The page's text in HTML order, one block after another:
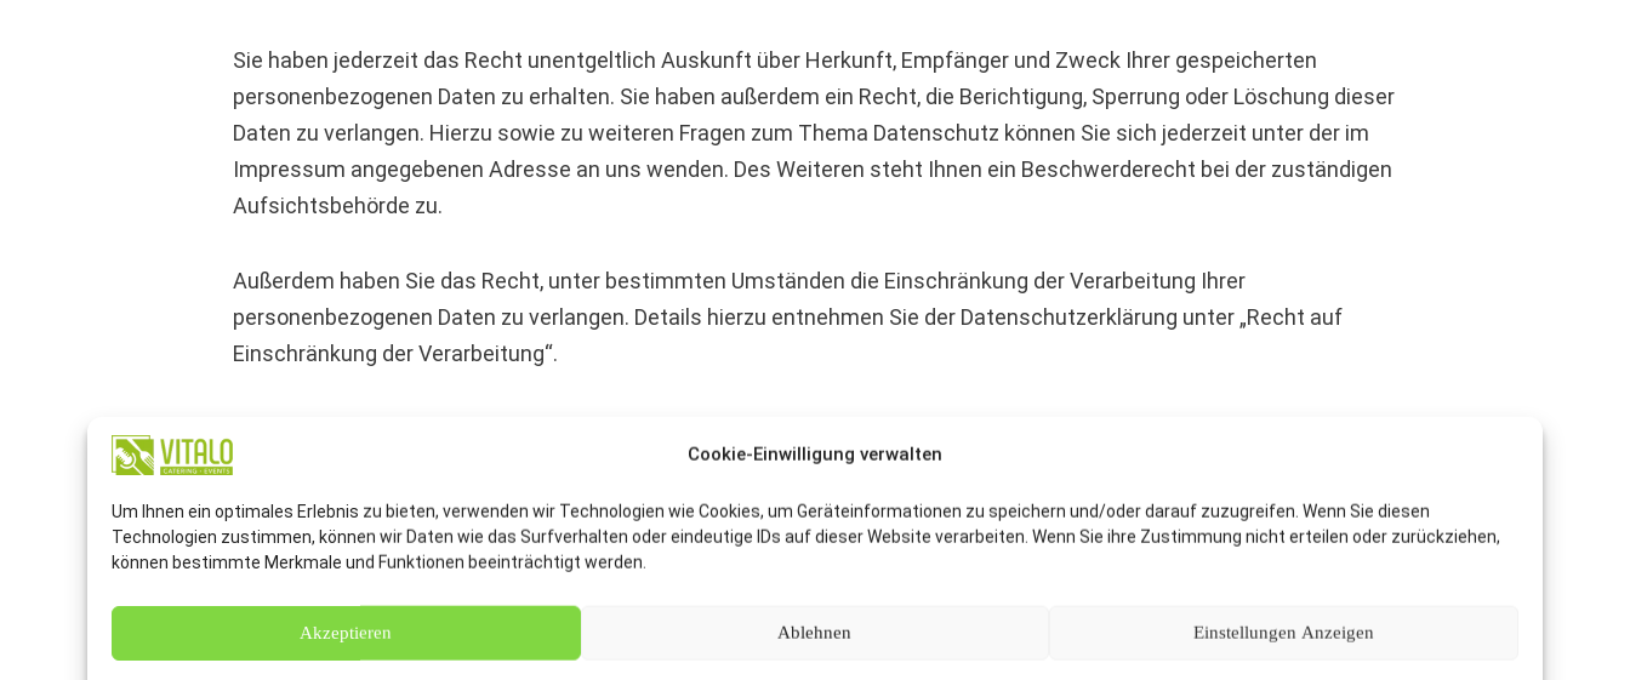
Cookie-Einwilligung verwalten
Um Ihnen ein optimales Erlebnis zu bieten, verwenden wir Technologien wie Cookies, um Geräteinformationen zu speichern und/oder darauf zuzugreifen. Wenn Sie diesen
Technologien zustimmen, können wir Daten wie das Surfverhalten oder eindeutige IDs auf dieser Website verarbeiten. Wenn Sie ihre Zustimmung nicht erteilen oder zurückziehen,
können bestimmte Merkmale und Funktionen beeinträchtigt werden.
Akzeptieren Ablehnen Einstellungen Anzeigen
Sie haben jederzeit das Recht unentgeltlich Auskunft über Herkunft, Empfänger und Zweck Ihrer gespeicherten
personenbezogenen Daten zu erhalten. Sie haben außerdem ein Recht, die Berichtigung, Sperrung oder Löschung dieser
Daten zu verlangen. Hierzu sowie zu weiteren Fragen zum Thema Datenschutz können Sie sich jederzeit unter der im
Impressum angegebenen Adresse an uns wenden. Des Weiteren steht Ihnen ein Beschwerderecht bei der zuständigen
Aufsichtsbehörde zu.
Außerdem haben Sie das Recht, unter bestimmten Umständen die Einschränkung der Verarbeitung Ihrer
personenbezogenen Daten zu verlangen. Details hierzu entnehmen Sie der Datenschutzerklärung unter „Recht auf
Einschränkung der Verarbeitung“.
Cookies und mit sogenannten Analyseprogrammen. Die Analyse Ihres Surf-Verhaltens erfolgt in der Regel anonym; das
Surf-Verhalten kann nicht zu Ihnen zurückverfolgt werden. Sie können dieser Analyse widersprechen oder sie durch die
Datenschutzerklärung.